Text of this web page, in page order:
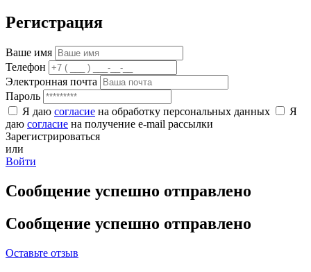
Регистрация
Ваше имя
Телефон
Электронная почта
Пароль
Я даю согласие на обработку персональных данных
Я
даю согласие на получение e-mail рассылки
Зарегистрироваться
или
Войти
Сообщение успешно отправлено
Сообщение успешно отправлено
Оставьте отзыв